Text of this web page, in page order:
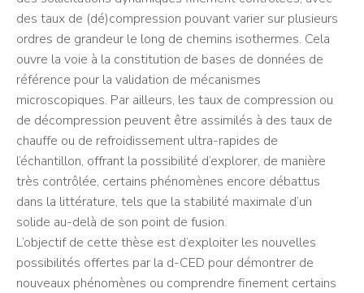
des taux de (dé)compression pouvant varier sur plusieurs
ordres de grandeur le long de chemins isothermes. Cela
ouvre la voie à la constitution de bases de données de
référence pour la validation de mécanismes
microscopiques. Par ailleurs, les taux de compression ou
de décompression peuvent être assimilés à des taux de
chauffe ou de refroidissement ultra-rapides de
l’échantillon, offrant la possibilité d’explorer, de manière
très contrôlée, certains phénomènes encore débattus
dans la littérature, tels que la stabilité maximale d’un
solide au-delà de son point de fusion.
L’objectif de cette thèse est d’exploiter les nouvelles
possibilités offertes par la d-CED pour démontrer de
nouveaux phénomènes ou comprendre finement certains